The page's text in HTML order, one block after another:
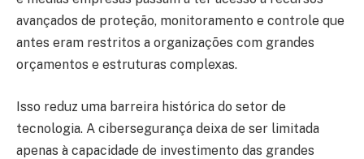
avançados de proteção, monitoramento e controle que
antes eram restritos a organizações com grandes
orçamentos e estruturas complexas.
Isso reduz uma barreira histórica do setor de
tecnologia. A cibersegurança deixa de ser limitada
apenas à capacidade de investimento das grandes